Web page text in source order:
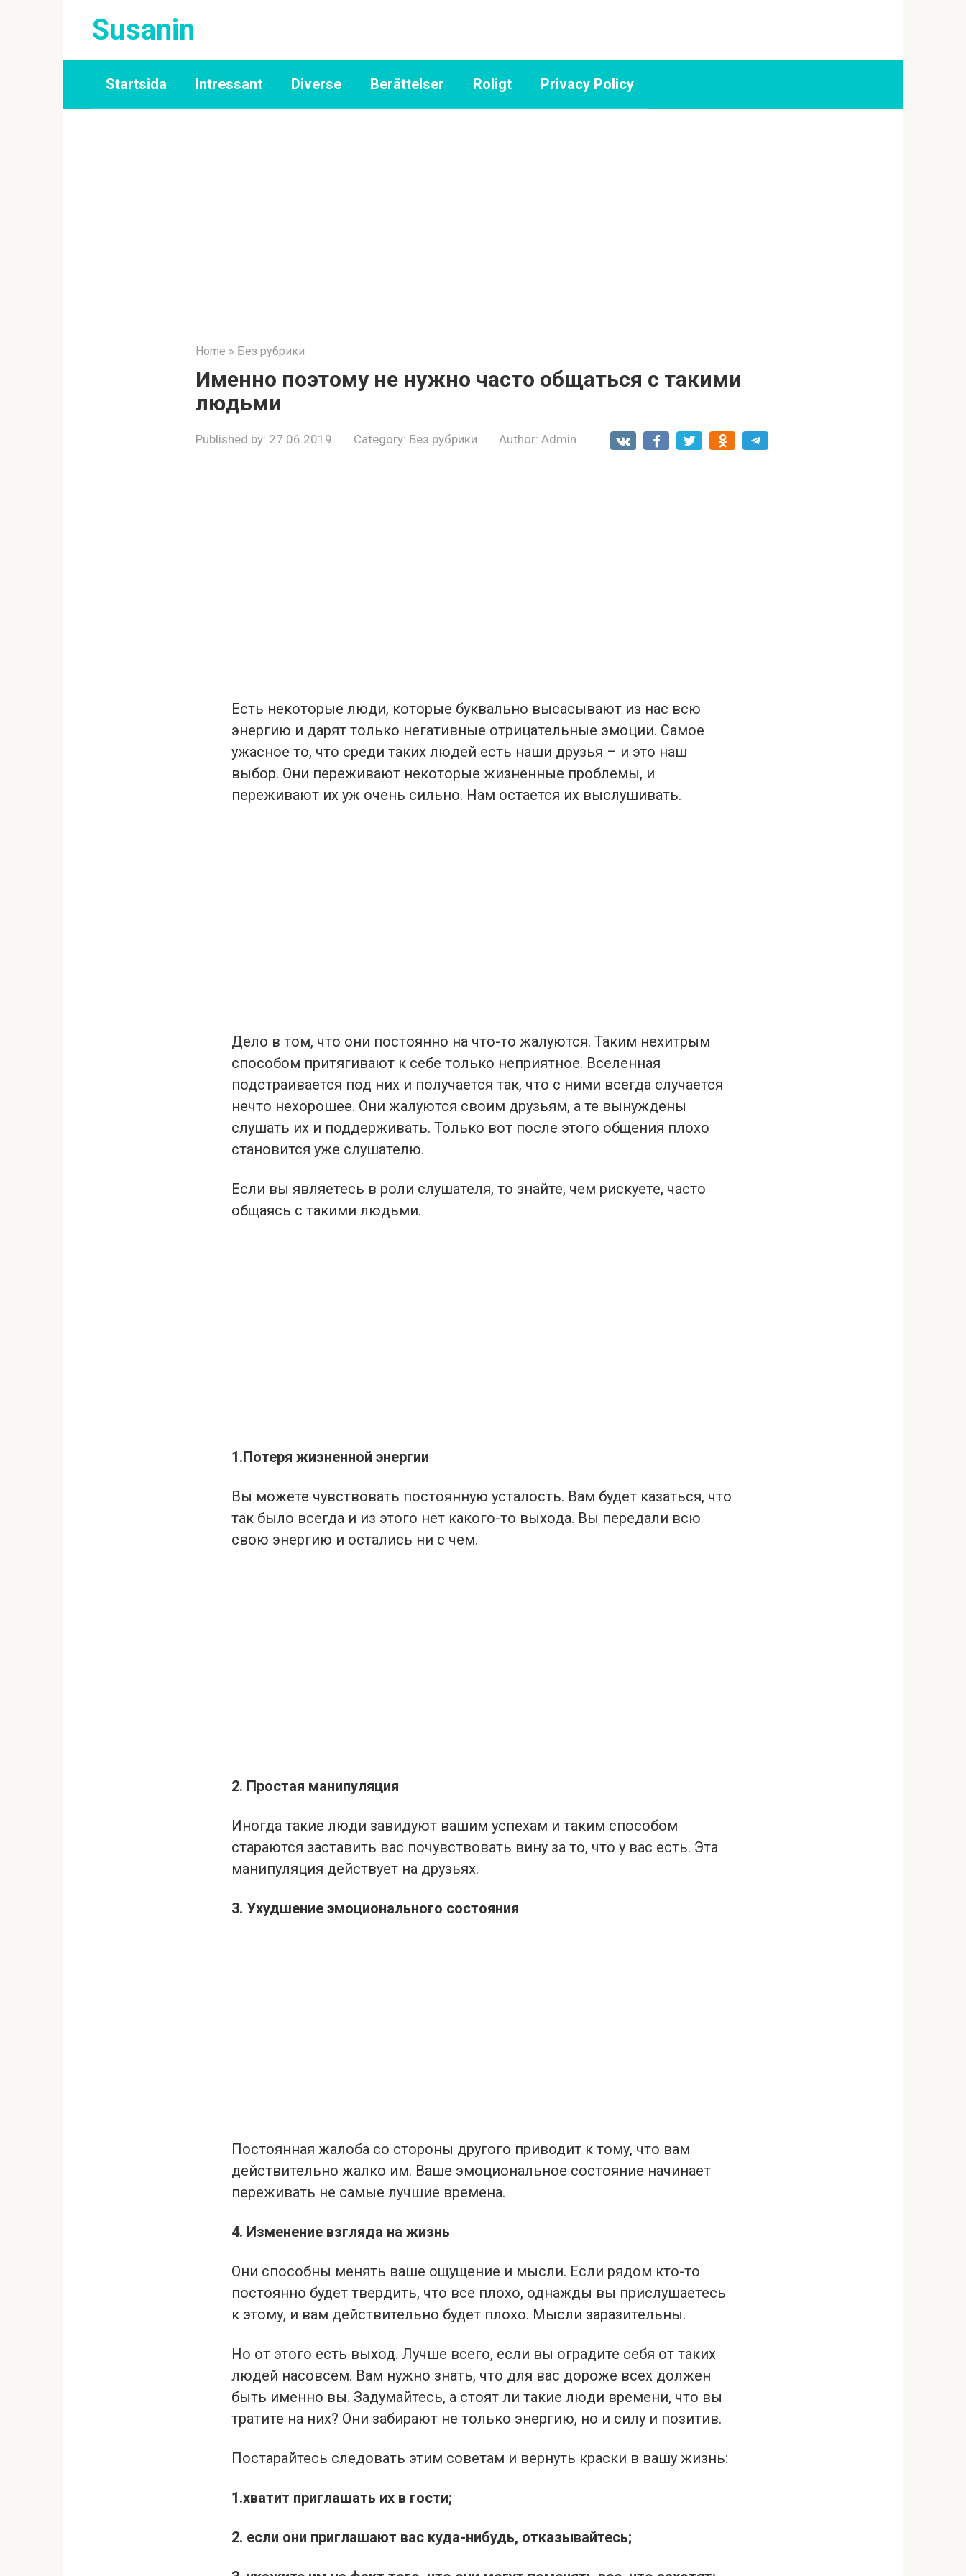
Susanin
Startsida Intressant Diverse Berättelser Roligt Privacy Policy
Home » Без рубрики
Именно поэтому не нужно часто общаться с такими
людьми
Published by: 27.06.2019 Category: Без рубрики Author: Admin
Есть некоторые люди, которые буквально высасывают из нас всю
энергию и дарят только негативные отрицательные эмоции. Самое
ужасное то, что среди таких людей есть наши друзья – и это наш
выбор. Они переживают некоторые жизненные проблемы, и
переживают их уж очень сильно. Нам остается их выслушивать.
Дело в том, что они постоянно на что-то жалуются. Таким нехитрым
способом притягивают к себе только неприятное. Вселенная
подстраивается под них и получается так, что с ними всегда случается
нечто нехорошее. Они жалуются своим друзьям, а те вынуждены
слушать их и поддерживать. Только вот после этого общения плохо
становится уже слушателю.
Если вы являетесь в роли слушателя, то знайте, чем рискуете, часто
общаясь с такими людьми.
1.Потеря жизненной энергии
Вы можете чувствовать постоянную усталость. Вам будет казаться, что
так было всегда и из этого нет какого-то выхода. Вы передали всю
свою энергию и остались ни с чем.
2. Простая манипуляция
Иногда такие люди завидуют вашим успехам и таким способом
стараются заставить вас почувствовать вину за то, что у вас есть. Эта
манипуляция действует на друзьях.
3. Ухудшение эмоционального состояния
Постоянная жалоба со стороны другого приводит к тому, что вам
действительно жалко им. Ваше эмоциональное состояние начинает
переживать не самые лучшие времена.
4. Изменение взгляда на жизнь
Они способны менять ваше ощущение и мысли. Если рядом кто-то
постоянно будет твердить, что все плохо, однажды вы прислушаетесь
к этому, и вам действительно будет плохо. Мысли заразительны.
Но от этого есть выход. Лучше всего, если вы оградите себя от таких
людей насовсем. Вам нужно знать, что для вас дороже всех должен
быть именно вы. Задумайтесь, а стоят ли такие люди времени, что вы
тратите на них? Они забирают не только энергию, но и силу и позитив.
Постарайтесь следовать этим советам и вернуть краски в вашу жизнь:
1.хватит приглашать их в гости;
2. если они приглашают вас куда-нибудь, отказывайтесь;